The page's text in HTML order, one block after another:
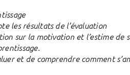
les résultats de l’évaluation
sur la motivation et l’estime de
et de comprendre comment